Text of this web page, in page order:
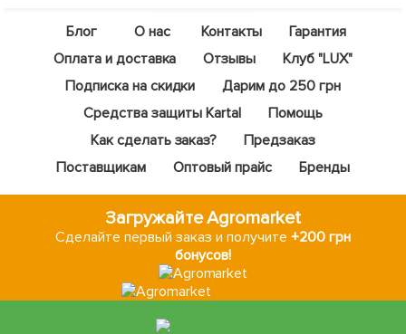
Блог О нас Контакты
Гарантия
Оплата и доставка
Отзывы
Клуб "LUX"
Подписка на скидки
Дарим до 250 грн
Средства защиты Kartal
Помощь
Как сделать заказ?
Предзаказ
Поставщикам
Оптовый прайс Бренды
Загружайте Agromarket
Сделайте первый заказ и получите +200 грн
бонусов!